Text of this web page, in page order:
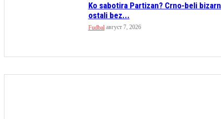
Ko sabotira Partizan? Crno-beli
ostali bez...
Fudbal август 7, 2026